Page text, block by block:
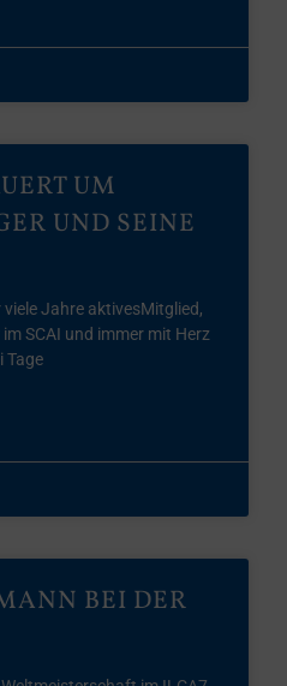
UM
UND SEINE
Jahre aktivesMitglied,
SCAI und immer mit Herz
Tage
BEI DER